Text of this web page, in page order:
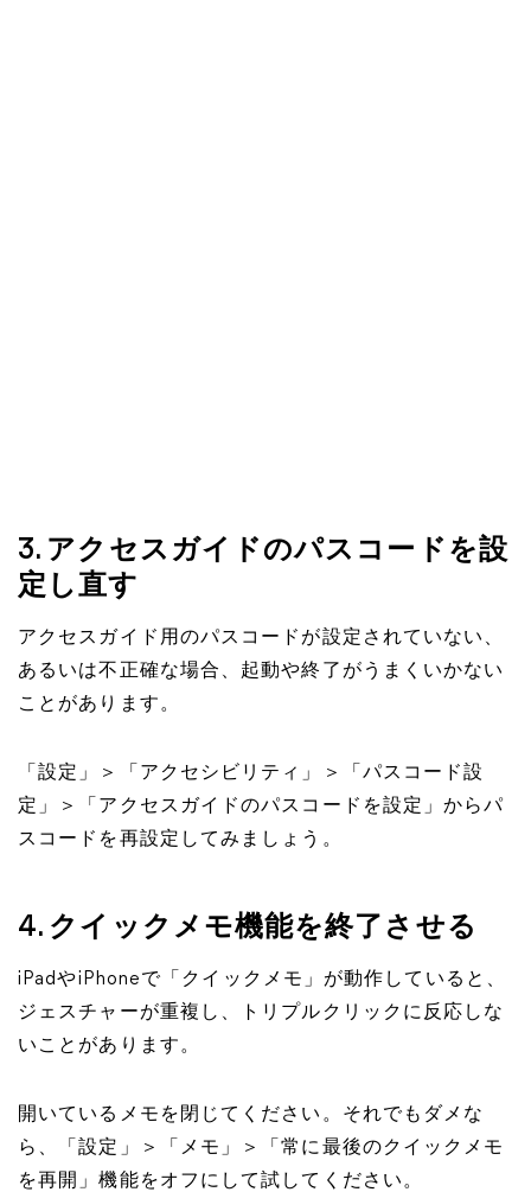
3. アクセスガイドのパスコードを設
定し直す
アクセスガイド用のパスコードが設定されていない、
あるいは不正確な場合、起動や終了がうまくいかない
ことがあります。
「設定」＞「アクセシビリティ」＞「パスコード設
定」＞「アクセスガイドのパスコードを設定」からパ
スコードを再設定してみましょう。
4. クイックメモ機能を終了させる
iPadやiPhoneで「クイックメモ」が動作していると、
ジェスチャーが重複し、トリプルクリックに反応しな
いことがあります。
開いているメモを閉じてください。それでもダメな
ら、「設定」＞「メモ」＞「常に最後のクイックメモ
を再開」機能をオフにして試してください。